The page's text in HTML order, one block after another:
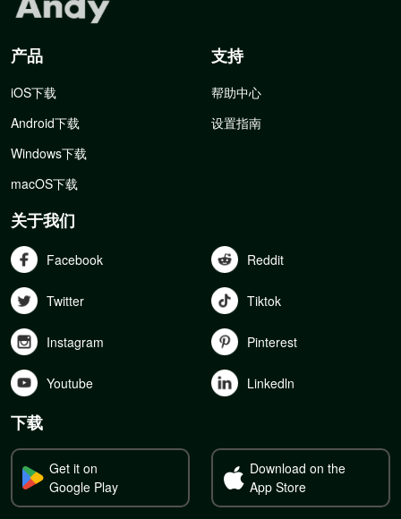
产品
iOS下载
Android下载
Windows下载
macOS下载
支持
帮助中心
设置指南
关于我们
Facebook Reddit
Twitter Tiktok
Instagram Pinterest
Youtube Linkedln
下载
Get it on
Google Play
Download on the
App Store